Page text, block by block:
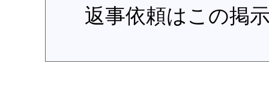
返事依頼はこの掲